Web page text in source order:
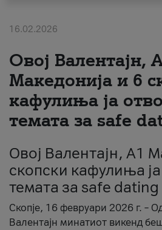
#ПодобарОнлајн
16.02.2026
Овој Валентајн,
Македонија и 6
кафулиња ја
темата за safe
Овој Валентајн, A1
скопски кафулиња ја
темата за safe dating
Скопје, 16 февруари 2026 г. –
Валентајн минатиот викенд